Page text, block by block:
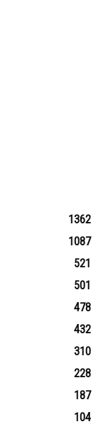
1362
1087
521
501
478
432
310
228
187
104